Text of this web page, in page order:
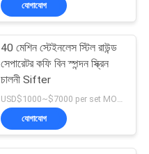
যোগাযোগ
40 মেশিন স্টেইনলেস স্টিল রাউন্ড
সেপারেটর কফি বিন স্পন্দন স্ক্রিন
চালনী Sifter
USD$1000~$7000 per set MOQ:1 সেট
যোগাযোগ